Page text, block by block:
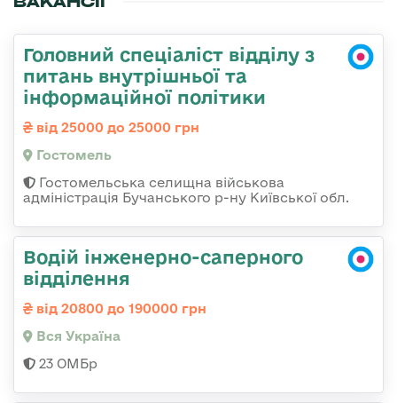
Головний спеціаліст відділу з
питань внутрішньої та
інформаційної політики
від 25000 до 25000 грн
Гостомель
Гостомельська селищна військова
адміністрація Бучанського р-ну Київської обл.
Водій інженерно-саперного
відділення
від 20800 до 190000 грн
Вся Україна
23 ОМБр